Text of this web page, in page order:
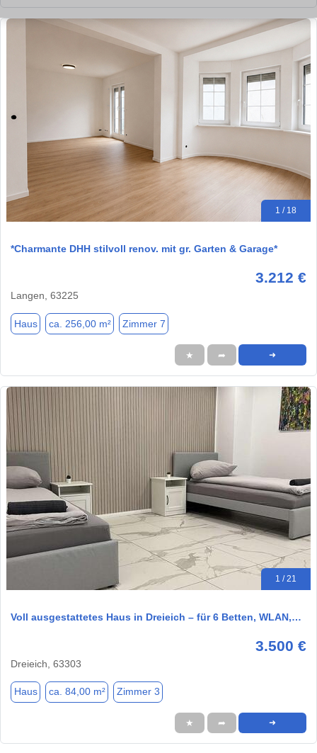
1 / 18
*Charmante DHH stilvoll renov. mit gr. Garten & Garage*
3.212 €
Langen, 63225
Haus ca. 256,00 m² Zimmer 7
★ ➦ ➜
1 / 21
Voll ausgestattetes Haus in Dreieich – für 6 Betten, WLAN,…
3.500 €
Dreieich, 63303
Haus ca. 84,00 m² Zimmer 3
★ ➦ ➜